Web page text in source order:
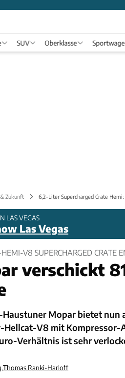
SUV Oberklasse
Zukunft 6,2-Liter Supercharged Crate
LAS VEGAS
Las Vegas
V8 SUPERCHARGED CRATE
verschickt
Haustuner Mopar bietet nun
Hellcat-V8 mit Kompressor-
Verhältnis ist sehr
,Thomas Ranki-Harloff